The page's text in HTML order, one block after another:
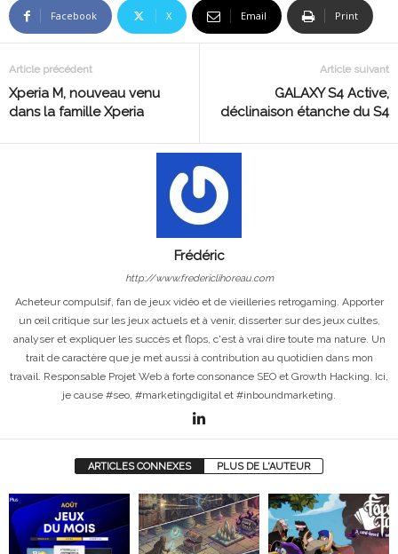
Facebook X Email Print
Article précédent
Xperia M, nouveau venu
dans la famille Xperia
Article suivant
GALAXY S4 Active,
déclinaison étanche du S4
Frédéric
http://www.fredericlihoreau.com
Acheteur compulsif, fan de jeux vidéo et de vieilleries retrogaming. Apporter
un œil critique sur les jeux actuels et à venir, disserter sur des jeux cultes,
analyser et expliquer les succès et flops, c'est à vrai dire toute ma nature. Un
trait de caractère que je met aussi à contribution au quotidien dans mon
travail. Responsable Projet Web à forte consonance SEO et Growth Hacking. Ici,
je cause #seo, #marketingdigital et #inboundmarketing.
ARTICLES CONNEXES PLUS DE L'AUTEUR